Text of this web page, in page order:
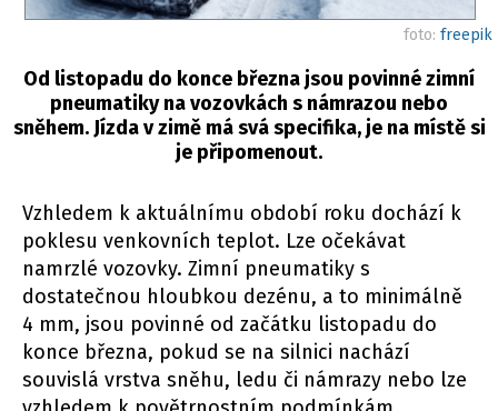
foto: freepik
Od listopadu do konce března jsou povinné zimní
pneumatiky na vozovkách s námrazou nebo
sněhem. Jízda v zimě má svá specifika, je na místě si
je připomenout.
Vzhledem k aktuálnímu období roku dochází k
poklesu venkovních teplot. Lze očekávat
namrzlé vozovky. Zimní pneumatiky s
dostatečnou hloubkou dezénu, a to minimálně
4 mm, jsou povinné od začátku listopadu do
konce března, pokud se na silnici nachází
souvislá vrstva sněhu, ledu či námrazy nebo lze